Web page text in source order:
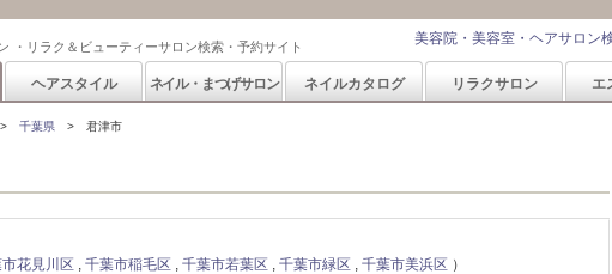
・リラク＆ビューティーサロン検索・予約サイト 美容院・美容室・ヘアサロン
ヘアスタイル ネイル・まつげサロン ネイルカタログ リラクサロン エ
千葉県 君津市
花見川区 千葉市稲毛区 千葉市若葉区 千葉市緑区
千葉市美浜区